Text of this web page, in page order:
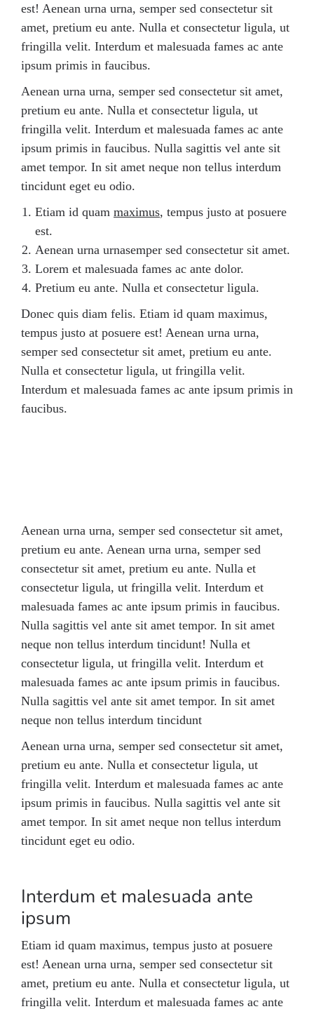
est! Aenean urna urna, semper sed consectetur sit
amet, pretium eu ante. Nulla et consectetur ligula, ut
fringilla velit. Interdum et malesuada fames ac ante
ipsum primis in faucibus.
Aenean urna urna, semper sed consectetur sit amet,
pretium eu ante. Nulla et consectetur ligula, ut
fringilla velit. Interdum et malesuada fames ac ante
ipsum primis in faucibus. Nulla sagittis vel ante sit
amet tempor. In sit amet neque non tellus interdum
tincidunt eget eu odio.
Etiam id quam maximus, tempus justo at posuere
est.
Aenean urna urnasemper sed consectetur sit amet.
Lorem et malesuada fames ac ante dolor.
Pretium eu ante. Nulla et consectetur ligula.
Donec quis diam felis. Etiam id quam maximus,
tempus justo at posuere est! Aenean urna urna,
semper sed consectetur sit amet, pretium eu ante.
Nulla et consectetur ligula, ut fringilla velit.
Interdum et malesuada fames ac ante ipsum primis in
faucibus.
Aenean urna urna, semper sed consectetur sit amet,
pretium eu ante. Aenean urna urna, semper sed
consectetur sit amet, pretium eu ante. Nulla et
consectetur ligula, ut fringilla velit. Interdum et
malesuada fames ac ante ipsum primis in faucibus.
Nulla sagittis vel ante sit amet tempor. In sit amet
neque non tellus interdum tincidunt! Nulla et
consectetur ligula, ut fringilla velit. Interdum et
malesuada fames ac ante ipsum primis in faucibus.
Nulla sagittis vel ante sit amet tempor. In sit amet
neque non tellus interdum tincidunt
Aenean urna urna, semper sed consectetur sit amet,
pretium eu ante. Nulla et consectetur ligula, ut
fringilla velit. Interdum et malesuada fames ac ante
ipsum primis in faucibus. Nulla sagittis vel ante sit
amet tempor. In sit amet neque non tellus interdum
tincidunt eget eu odio.
Interdum et malesuada ante
ipsum
Etiam id quam maximus, tempus justo at posuere
est! Aenean urna urna, semper sed consectetur sit
amet, pretium eu ante. Nulla et consectetur ligula, ut
fringilla velit. Interdum et malesuada fames ac ante